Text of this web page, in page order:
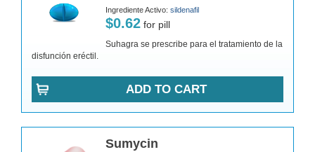
Ingrediente Activo: sildenafil
$0.62 for pill
Suhagra se prescribe para el tratamiento de la
disfunción eréctil.
ADD TO CART
Sumycin